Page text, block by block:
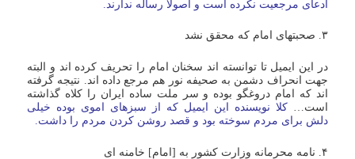
ادعای مرجعیت نکرده است و اصولا رساله ندارند.
۳. صحبتهای امام که محقق نشد
در این ایمیل تا توانسته اند سخنان امام را تحریف کرده اند و البته
جهت انحراف دشمن به صحیفه نور هم مرجع داده اند. نتیجه گرفته
اند که امام دروغگو بوده و سر ملت ساده ایران را کلاه گذاشته
است… کلا نویسنده این ایمیل که از سبزهای اموی بوده خیلی
دلش برای مردم سوخته بود و قصد روشن کردن مردم را داشت.
۴. نامه محرمانه وزارت کشور به [امام] خامنه ای